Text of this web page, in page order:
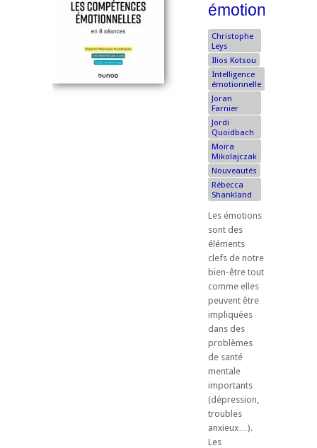
émotionnelles
Christophe
Leys
Ilios Kotsou
Intelligence
émotionnelle
Joran
Farnier
Jordi
Quoidbach
Moïra
Mikolajczak
Nouveautés
Rébecca
Shankland
Les émotions
sont des
éléments
clefs de notre
bien-être tout
comme elles
peuvent être
impliquées
dans des
problèmes
de santé
mentale
importants
(dépression,
troubles
anxieux…).
Les